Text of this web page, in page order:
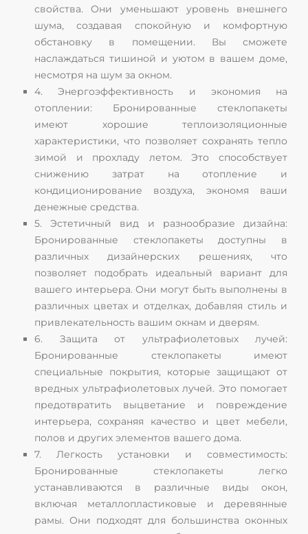
свойства. Они уменьшают уровень внешнего
шума, создавая спокойную и комфортную
обстановку в помещении. Вы сможете
наслаждаться тишиной и уютом в вашем доме,
несмотря на шум за окном.
4. Энергоэффективность и экономия на
отоплении: Бронированные стеклопакеты
имеют хорошие теплоизоляционные
характеристики, что позволяет сохранять тепло
зимой и прохладу летом. Это способствует
снижению затрат на отопление и
кондиционирование воздуха, экономя ваши
денежные средства.
5. Эстетичный вид и разнообразие дизайна:
Бронированные стеклопакеты доступны в
различных дизайнерских решениях, что
позволяет подобрать идеальный вариант для
вашего интерьера. Они могут быть выполнены в
различных цветах и отделках, добавляя стиль и
привлекательность вашим окнам и дверям.
6. Защита от ультрафиолетовых лучей:
Бронированные стеклопакеты имеют
специальные покрытия, которые защищают от
вредных ультрафиолетовых лучей. Это помогает
предотвратить выцветание и повреждение
интерьера, сохраняя качество и цвет мебели,
полов и других элементов вашего дома.
7. Легкость установки и совместимость:
Бронированные стеклопакеты легко
устанавливаются в различные виды окон,
включая металлопластиковые и деревянные
рамы. Они подходят для большинства оконных